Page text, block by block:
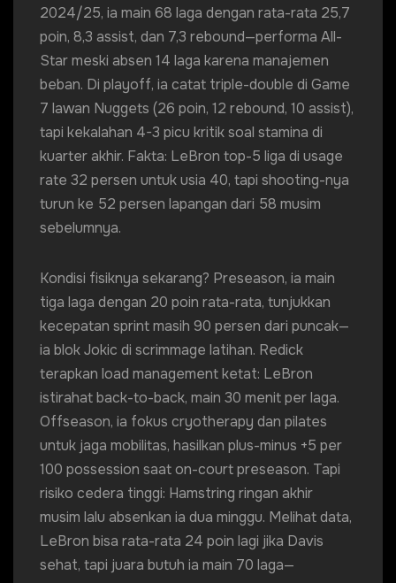
2024/25, ia main 68 laga dengan rata-rata 25,7
poin, 8,3 assist, dan 7,3 rebound—performa All-
Star meski absen 14 laga karena manajemen
beban. Di playoff, ia catat triple-double di Game
7 lawan Nuggets (26 poin, 12 rebound, 10 assist),
tapi kekalahan 4-3 picu kritik soal stamina di
kuarter akhir. Fakta: LeBron top-5 liga di usage
rate 32 persen untuk usia 40, tapi shooting-nya
turun ke 52 persen lapangan dari 58 musim
sebelumnya.
Kondisi fisiknya sekarang? Preseason, ia main
tiga laga dengan 20 poin rata-rata, tunjukkan
kecepatan sprint masih 90 persen dari puncak—
ia blok Jokic di scrimmage latihan. Redick
terapkan load management ketat: LeBron
istirahat back-to-back, main 30 menit per laga.
Offseason, ia fokus cryotherapy dan pilates
untuk jaga mobilitas, hasilkan plus-minus +5 per
100 possession saat on-court preseason. Tapi
risiko cedera tinggi: Hamstring ringan akhir
musim lalu absenkan ia dua minggu. Melihat data,
LeBron bisa rata-rata 24 poin lagi jika Davis
sehat, tapi juara butuh ia main 70 laga—